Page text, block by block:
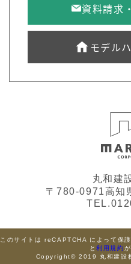
資料請求
モデル
丸和建
〒780-0971高知
このサイトは reCAPTCHA によって保
と利用規約
Copyright© 2019 丸和建設